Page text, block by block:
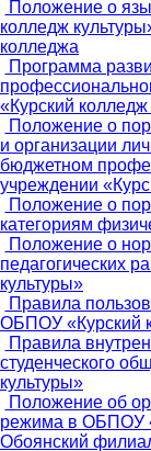
Положение о
колледж
колледжа
Программа
«Курский
Положение о
и организации
бюджетном
учреждении
Положение о
категориям
Положение о
педагогических
культуры»
Правила
ОБПОУ «Курский
Правила
студенческого
культуры»
Положение об
режима в ОБПОУ
Обоянский